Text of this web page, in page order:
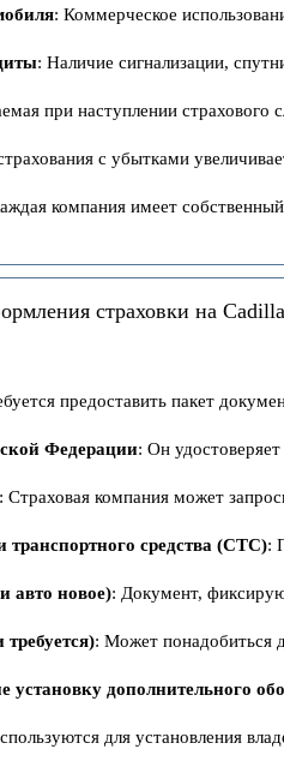
: Коммерческое
: Наличие сигнализации,
при наступлении
с убытками
компания имеет
страховки на
предоставить пакет
Федерации: Он
: Страховая компания может
транспортного средства (СТС):
авто новое): Документ,
: Может понадобиться
дополнительного
для установления